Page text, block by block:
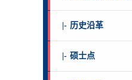
|- 历史沿革
|- 硕士点